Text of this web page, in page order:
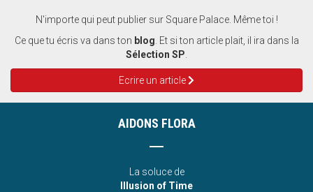
N'importe qui peut publier sur Square Palace. Même toi !
Ce que tu écris va dans ton blog . Et si ton article plait, il ira dans la
Sélection SP
Ecrire un article
AIDONS FLORA
La soluce de
Illusion of Time